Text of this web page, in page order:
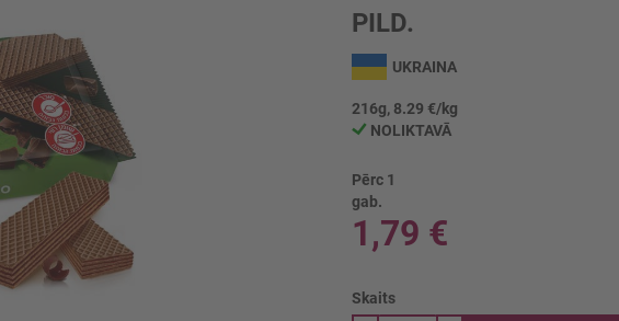
PILD.
UKRAINA
216g, 8.29 €/kg
NOLIKTAVĀ
Pērc 1
gab.
1,79 €
Skaits